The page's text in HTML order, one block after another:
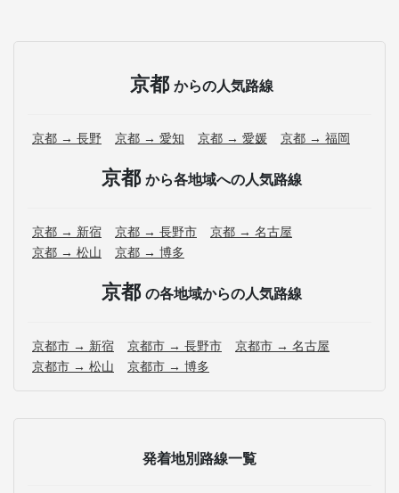
京都 からの人気路線
京都 → 長野 京都 → 愛知 京都 → 愛媛 京都 → 福岡
京都 から各地域への人気路線
京都 → 新宿 京都 → 長野市
京都 → 名古屋
京都 → 松山
京都 → 博多
京都 の各地域からの人気路線
京都市 → 新宿 京都市 → 長野市
京都市 → 名古屋
京都市 → 松山
京都市 → 博多
発着地別路線一覧